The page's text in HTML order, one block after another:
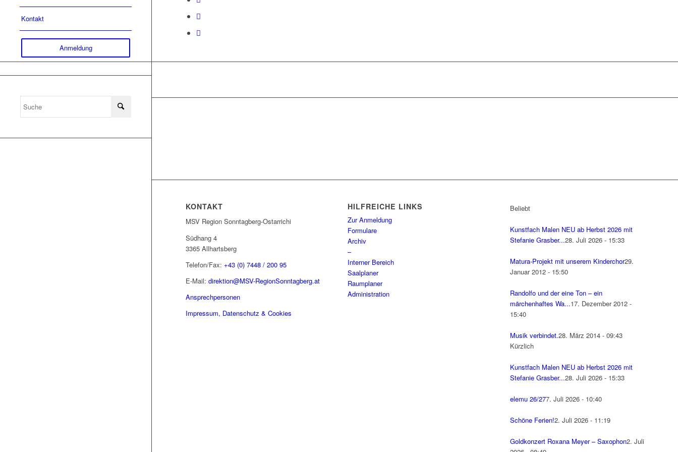
Kontakt
Anmeldung
KONTAKT
MSV Region Sonntagberg-Ostarrichi
Südhang 4
3365 Allhartsberg
Telefon/Fax: +43 (0) 7448 / 200 95
E-Mail: direktion@MSV-RegionSonntagberg.at
Ansprechpersonen
Impressum, Datenschutz & Cookies
HILFREICHE LINKS
Zur Anmeldung
Formulare
Archiv
–
Interner Bereich
Saalplaner
Raumplaner
Administration
Beliebt
Kunstfach Malen NEU ab Herbst 2026 mit
Stefanie Grasber...28. Juli 2026 - 15:33
Matura-Projekt mit unserem Kinderchor29.
Januar 2012 - 15:50
Randolfo und der eine Ton – ein
märchenhaftes Wa...17. Dezember 2012 -
15:40
Musik verbindet.28. März 2014 - 09:43
Kürzlich
Kunstfach Malen NEU ab Herbst 2026 mit
Stefanie Grasber...28. Juli 2026 - 15:33
elemu 26/277. Juli 2026 - 10:40
Schöne Ferien!2. Juli 2026 - 11:19
Goldkonzert Roxana Meyer – Saxophon2. Juli